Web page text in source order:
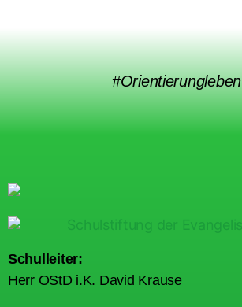
#Orientierungleben
Schulleiter:
Herr OStD i.K. David Krause